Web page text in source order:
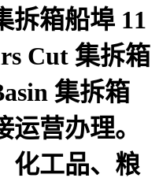
拆箱船埠 11
Cut 集拆箱
集拆箱
营办理。
化工品、粮